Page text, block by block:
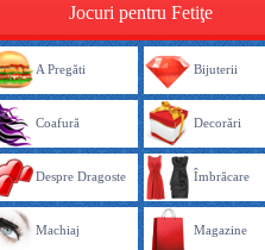
Jocuri pentru Fetiţe
A Pregăti Bijuterii
Coafură Decorări
Despre Dragoste Îmbrăcare
Machiaj Magazine